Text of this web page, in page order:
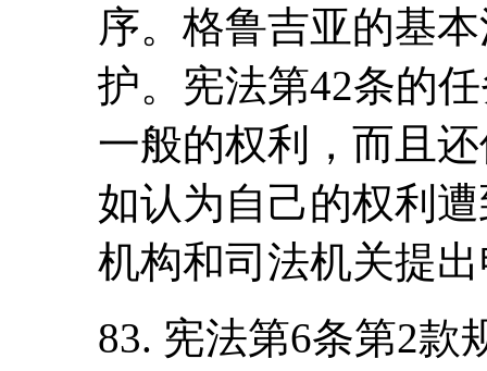
序。格鲁吉亚的基
护。宪法第42条的
一般的权利，而且
如认为自己的权利
机构和司法机关提
83. 宪法第6条第2款